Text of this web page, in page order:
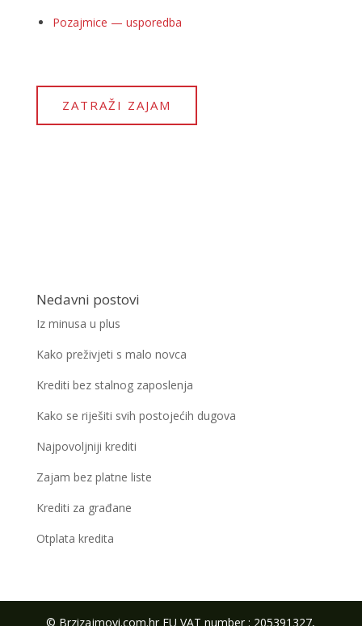
Pozajmice — usporedba
ZATRAŽI ZAJAM
Nedavni postovi
Iz minusa u plus
Kako preživjeti s malo novca
Krediti bez stalnog zaposlenja
Kako se riješiti svih postojećih dugova
Najpovoljniji krediti
Zajam bez platne liste
Krediti za građane
Otplata kredita
© Brzizajmovi.com.hr EU VAT number : 205391327,